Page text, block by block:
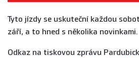
Tyto jízdy se uskuteční každou
září, a to hned s několika novinkami.
Odkaz na tiskovou zprávu